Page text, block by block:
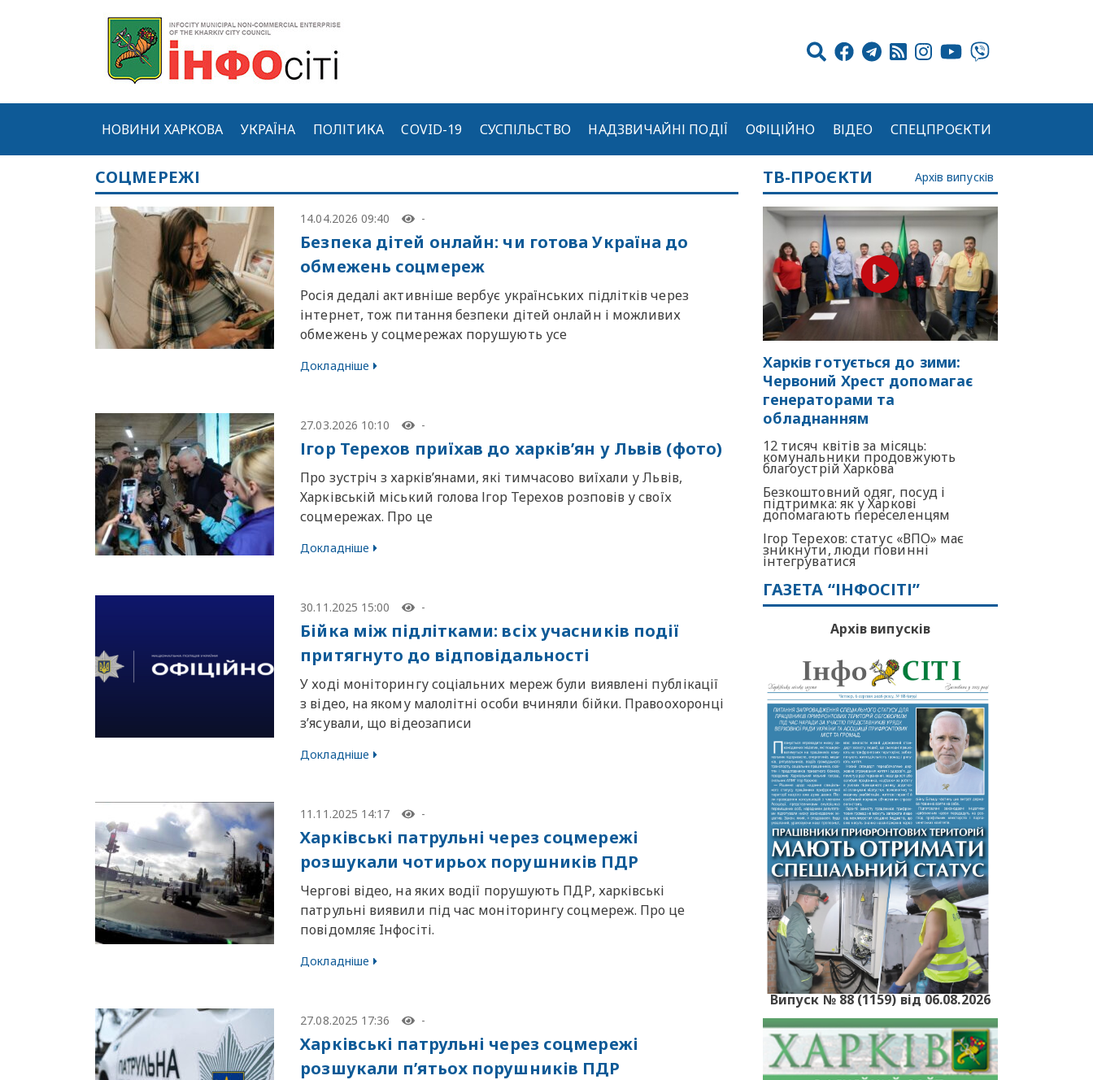
НОВИНИ ХАРКОВА УКРАЇНА ПОЛІТИКА COVID-19 СУСПІЛЬСТВО НАДЗВИЧАЙНІ ПОДІЇ ОФІЦІЙНО ВІДЕО СПЕЦПРОЄКТИ
СОЦМЕРЕЖІ
14.04.2026 09:40 -
Безпека дітей онлайн: чи готова Україна до
обмежень соцмереж
Росія дедалі активніше вербує українських підлітків через
інтернет, тож питання безпеки дітей онлайн і можливих
обмежень у соцмережах порушують усе
Докладніше
27.03.2026 10:10 -
Ігор Терехов приїхав до харків’ян у Львів (фото)
Про зустріч з харків’янами, які тимчасово виїхали у Львів,
Харківській міський голова Ігор Терехов розповів у своїх
соцмережах. Про це
Докладніше
30.11.2025 15:00 -
Бійка між підлітками: всіх учасників події
притягнуто до відповідальності
У ході моніторингу соціальних мереж були виявлені публікації
з відео, на якому малолітні особи вчиняли бійки. Правоохоронці
зʼясували, що відеозаписи
Докладніше
11.11.2025 14:17 -
Харківські патрульні через соцмережі
розшукали чотирьох порушників ПДР
Чергові відео, на яких водії порушують ПДР, харківські
патрульні виявили під час моніторингу соцмереж. Про це
повiдомляє Iнфосiтi.
Докладніше
27.08.2025 17:36 -
Харківські патрульні через соцмережі
розшукали п’ятьох порушників ПДР
ТВ-ПРОЄКТИ Архів випусків
Харків готується до зими:
Червоний Хрест допомагає
генераторами та
обладнанням
12 тисяч квітів за місяць:
комунальники продовжують
благоустрій Харкова
Безкоштовний одяг, посуд і
підтримка: як у Харкові
допомагають переселенцям
Ігор Терехов: статус «ВПО» має
зникнути, люди повинні
інтегруватися
ГАЗЕТА “ІНФОСІТІ”
Архів випусків
Випуск № 88 (1159) від 06.08.2026